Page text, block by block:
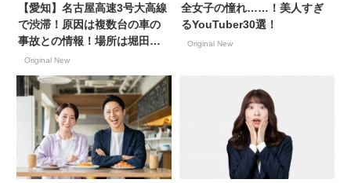
【愛知】名古屋高速3号大高線
で渋滞！原因は複数台の車の
事故との情報！場所は堀田出
入口付近！2023年4月28日
Original New
全女子の憧れ……！美人すぎ
るYouTuber30選！
Original New